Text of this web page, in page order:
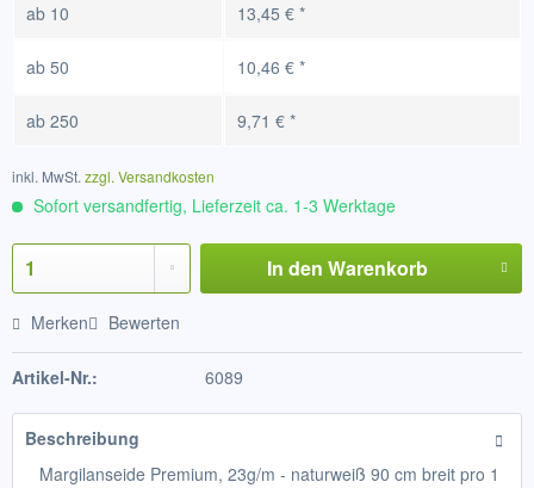
ab 10 13,45 € *
ab 50 10,46 € *
ab 250 9,71 € *
inkl. MwSt. zzgl. Versandkosten
Sofort versandfertig, Lieferzeit ca. 1-3 Werktage
In den Warenkorb
Merken Bewerten
Artikel-Nr.: 6089
Beschreibung
Margilanseide Premium, 23g/m - naturweiß 90 cm breit pro 1